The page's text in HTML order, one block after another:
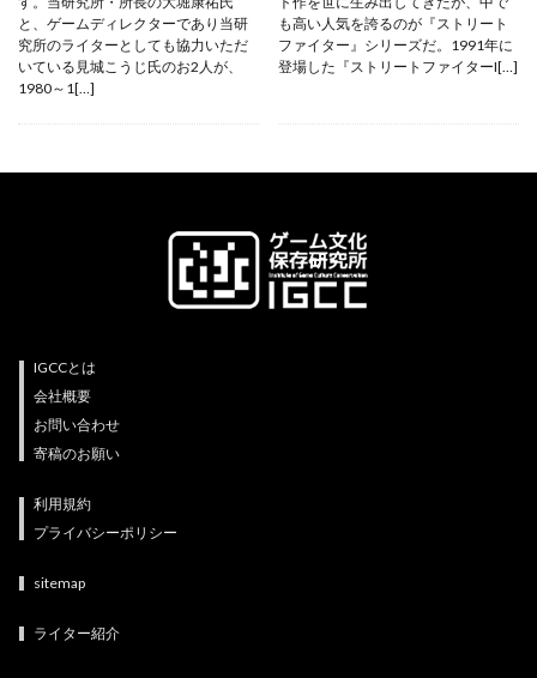
と、ゲームディレクターであり当研
究所のライターとしても協力いただ
いている見城こうじ氏のお2人が、
1980～1[…]
も高い人気を誇るのが『ストリート
ファイター』シリーズだ。1991年に
登場した『ストリートファイターI[…]
IGCCとは
会社概要
お問い合わせ
寄稿のお願い
利用規約
プライバシーポリシー
sitemap
ライター紹介